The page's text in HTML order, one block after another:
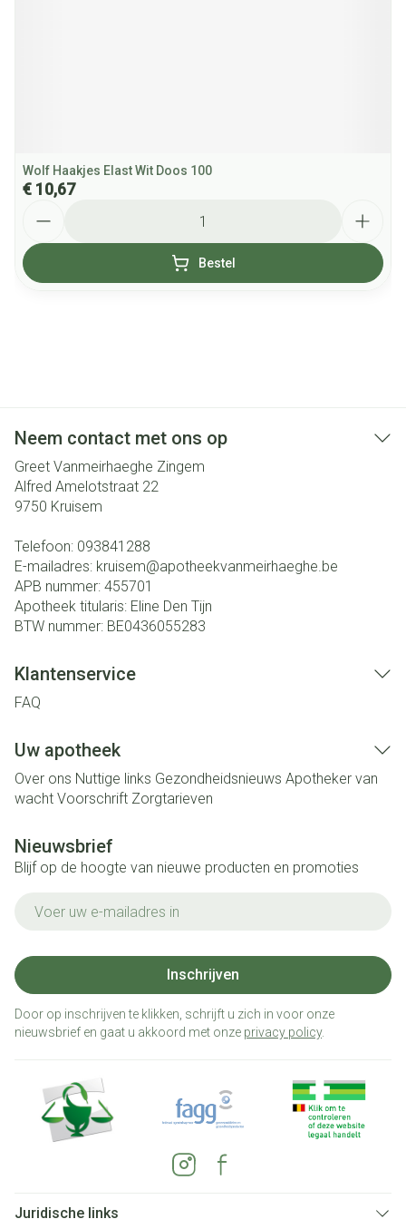
Wolf Haakjes Elast Wit Doos 100
€ 10,67
Bestel
Neem contact met ons op
Greet Vanmeirhaeghe Zingem
Alfred Amelotstraat 22
9750 Kruisem
Telefoon: 093841288
E-mailadres: kruisem@apotheekvanmeirhaeghe.be
APB nummer: 455701
Apotheek titularis: Eline Den Tijn
BTW nummer: BE0436055283
Klantenservice
FAQ
Uw apotheek
Over ons Nuttige links Gezondheidsnieuws Apotheker van
wacht Voorschrift Zorgtarieven
Nieuwsbrief
Blijf op de hoogte van nieuwe producten en promoties
Inschrijven
Door op inschrijven te klikken, schrijft u zich in voor onze
nieuwsbrief en gaat u akkoord met onze privacy policy.
Juridische links